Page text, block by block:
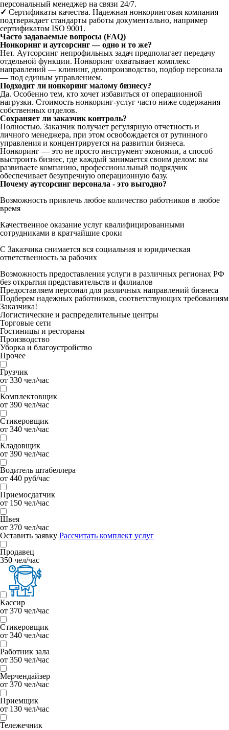
персональный менеджер на связи 24/7.
✓ Сертификаты качества. Надежная нонкоринговая компания
подтверждает стандарты работы документально, например
сертификатом ISO 9001.
Часто задаваемые вопросы (FAQ)
Нонкоринг и аутсорсинг — одно и то же?
Нет. Аутсорсинг непрофильных задач предполагает передачу
отдельной функции. Нонкоринг охватывает комплекс
направлений — клининг, делопроизводство, подбор персонала
— под единым управлением.
Подходит ли нонкоринг малому бизнесу?
Да. Особенно тем, кто хочет избавиться от операционной
нагрузки. Стоимость нонкоринг-услуг часто ниже содержания
собственных отделов.
Сохраняет ли заказчик контроль?
Полностью. Заказчик получает регулярную отчетность и
личного менеджера, при этом освобождается от рутинного
управления и концентрируется на развитии бизнеса.
Нонкоринг — это не просто инструмент экономии, а способ
выстроить бизнес, где каждый занимается своим делом: вы
развиваете компанию, профессиональный подрядчик
обеспечивает безупречную операционную базу.
Почему аутсорсинг персонала - это выгодно?
Возможность привлечь любое количество работников в любое
время
Качественное оказание услуг квалифицированными
сотрудниками в кратчайшие сроки
С Заказчика снимается вся социальная и юридическая
ответственность за рабочих
Возможность предоставления услуги в различных регионах РФ
без открытия представительств и филиалов
Предоставляем персонал для различных направлений бизнеса
Подберем надежных работников, соответствующих требованиям
Заказчика!
Логистические и распределительные центры
Торговые сети
Гостиницы и рестораны
Производство
Уборка и благоустройство
Прочее
Грузчик
от 330 чел/час
Комплектовщик
от 390 чел/час
Стикеровщик
от 340 чел/час
Кладовщик
от 390 чел/час
Водитель штабеллера
от 440 руб/час
Приемосдатчик
от 150 чел/час
Швея
от 370 чел/час
Оставить заявку Рассчитать комплект услуг
Продавец
350 чел/час
Кассир
от 370 чел/час
Стикеровщик
от 340 чел/час
Работник зала
от 350 чел/час
Мерчендайзер
от 370 чел/час
Приемщик
от 130 чел/час
Тележечник